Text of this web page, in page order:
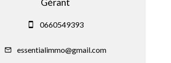
Gérant
0660549393
essentialimmo@gmail.com